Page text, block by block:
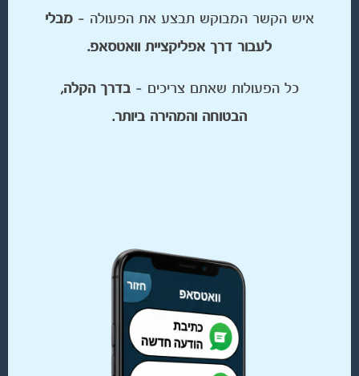
איש הקשר המבוקש תבצע את הפעולה – מבלי
לעבור דרך אפליקציית וואטסאפ.
כל הפעולות שאתם צריכים –בדרך הקלה,
הבטוחה והמהירה ביותר.